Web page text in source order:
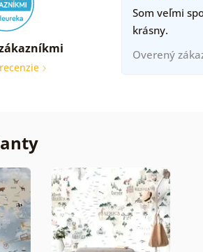
Som veľmi
krásny.
Overený